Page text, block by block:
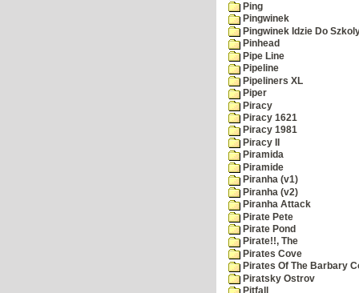
Ping
Pingwinek
Pingwinek Idzie Do
Pinhead
Pipe Line
Pipeline
Pipeliners XL
Piper
Piracy
Piracy 1621
Piracy 1981
Piracy II
Piramida
Piramide
Piranha (v1)
Piranha (v2)
Piranha Attack
Pirate Pete
Pirate Pond
Pirate!!, The
Pirates Cove
Pirates Of The Barbary
Piratsky Ostrov
Pitfall